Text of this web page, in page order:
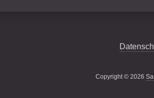
Copyright © 2026